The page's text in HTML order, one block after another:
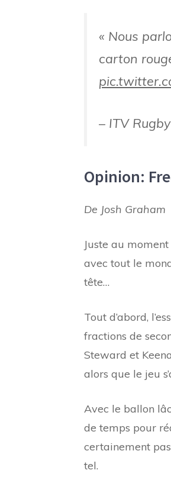
« Nous
carton
– ITV
Opinion:
De Josh Graham
Juste au
avec tout le
tête…
Tout d’abord,
fractions de
Steward et
alors que le jeu
Avec le ballon
de temps pour
certainement
tel.